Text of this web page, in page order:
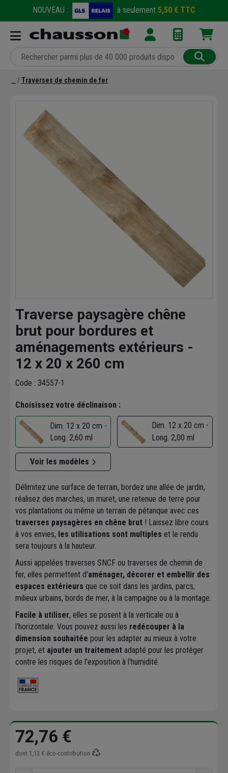
NOUVEAU : à seulement 5,50 € TTC
Traverses de chemin de fer
Traverse paysagère chêne
brut pour bordures et
aménagements extérieurs -
12 x 20 x 260 cm
Code : 34557-1
Choisissez votre déclinaison :
Dim. 12 x 20 cm -
Long. 2,60 ml
Dim. 12 x 20 cm -
Long. 2,00 ml
Voir les modèles
Délimitez une surface de terrain, bordez une allée de jardin,
réalisez des marches, un muret, une retenue de terre pour
vos plantations ou même un terrain de pétanque avec ces
traverses paysagères en chêne brut ! Laissez libre cours
à vos envies, les utilisations sont multiples et le rendu
sera toujours à la hauteur.
Aussi appelées traverses SNCF ou traverses de chemin de
fer, elles permettent d'aménager, décorer et embellir des
espaces extérieurs que ce soit dans les jardins, parcs,
milieux urbains, bords de mer, à la campagne ou à la montage.
Facile à utiliser, elles se posent à la verticale ou à
l'horizontale. Vous pouvez aussi les redécouper à la
dimension souhaitée pour les adapter au mieux à votre
projet, et ajouter un traitement adapté pour les protéger
contre les risques de l'exposition à l'humidité.
72,76 €
dont 1,13 € éco-contribution